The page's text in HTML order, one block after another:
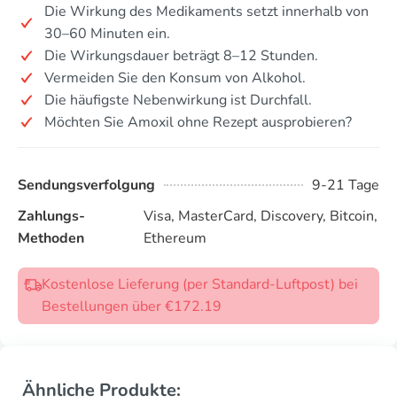
Die Wirkung des Medikaments setzt innerhalb von
30–60 Minuten ein.
Die Wirkungsdauer beträgt 8–12 Stunden.
Vermeiden Sie den Konsum von Alkohol.
Die häufigste Nebenwirkung ist Durchfall.
Möchten Sie Amoxil ohne Rezept ausprobieren?
Sendungsverfolgung
9-21 Tage
Zahlungs-
Methoden
Visa, MasterCard, Discovery, Bitcoin,
Ethereum
Kostenlose Lieferung (per Standard-Luftpost) bei
Bestellungen über €172.19
Ähnliche Produkte: